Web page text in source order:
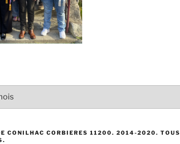
CONILHAC CORBIERES 11200. 2014-2020. TOUS